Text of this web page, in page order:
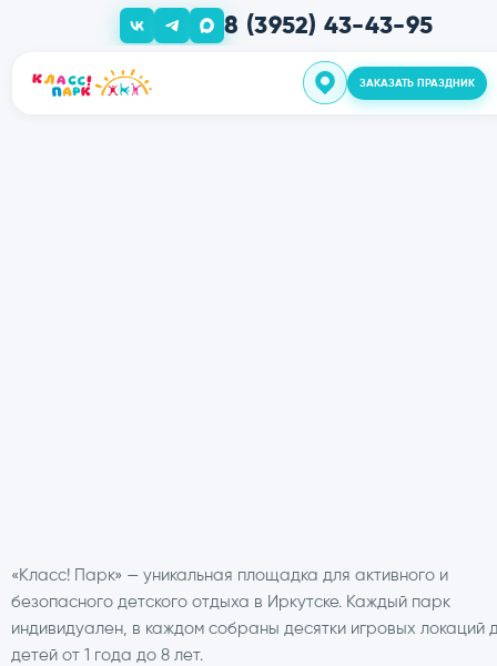
8 (3952) 43-43-95
ЗАКАЗАТЬ
Меню
«Класс! Парк» — уникальная площадка для активного и
безопасного детского отдыха в Иркутске. Каждый парк
индивидуален, в каждом собраны десятки игровых локаций
детей от 1 года до 8 лет.